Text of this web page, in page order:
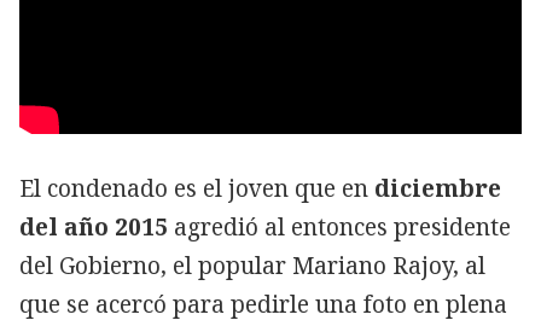
El condenado es el joven que en diciembre
del año 2015 agredió al entonces presidente
del Gobierno, el popular Mariano Rajoy, al
que se acercó para pedirle una foto en plena